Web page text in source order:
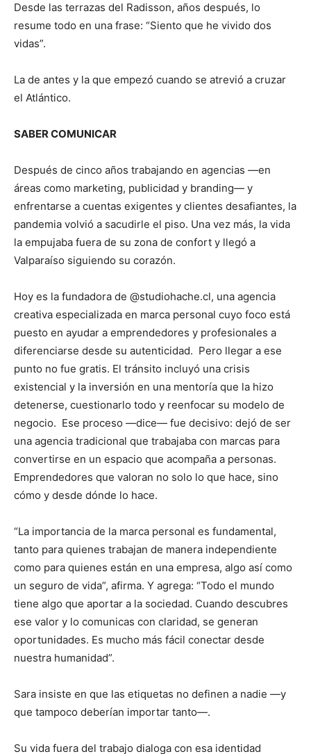
Desde las terrazas del Radisson, años después, lo
resume todo en una frase: “Siento que he vivido dos
vidas”.
La de antes y la que empezó cuando se atrevió a cruzar
el Atlántico.
SABER COMUNICAR
Después de cinco años trabajando en agencias —en
áreas como marketing, publicidad y branding— y
enfrentarse a cuentas exigentes y clientes desafiantes, la
pandemia volvió a sacudirle el piso. Una vez más, la vida
la empujaba fuera de su zona de confort y llegó a
Valparaíso siguiendo su corazón.
Hoy es la fundadora de @studiohache.cl, una agencia
creativa especializada en marca personal cuyo foco está
puesto en ayudar a emprendedores y profesionales a
diferenciarse desde su autenticidad. Pero llegar a ese
punto no fue gratis. El tránsito incluyó una crisis
existencial y la inversión en una mentoría que la hizo
detenerse, cuestionarlo todo y reenfocar su modelo de
negocio. Ese proceso —dice— fue decisivo: dejó de ser
una agencia tradicional que trabajaba con marcas para
convertirse en un espacio que acompaña a personas.
Emprendedores que valoran no solo lo que hace, sino
cómo y desde dónde lo hace.
“La importancia de la marca personal es fundamental,
tanto para quienes trabajan de manera independiente
como para quienes están en una empresa, algo así como
un seguro de vida”, afirma. Y agrega: “Todo el mundo
tiene algo que aportar a la sociedad. Cuando descubres
ese valor y lo comunicas con claridad, se generan
oportunidades. Es mucho más fácil conectar desde
nuestra humanidad”.
Sara insiste en que las etiquetas no definen a nadie —y
que tampoco deberían importar tanto—.
Su vida fuera del trabajo dialoga con esa identidad